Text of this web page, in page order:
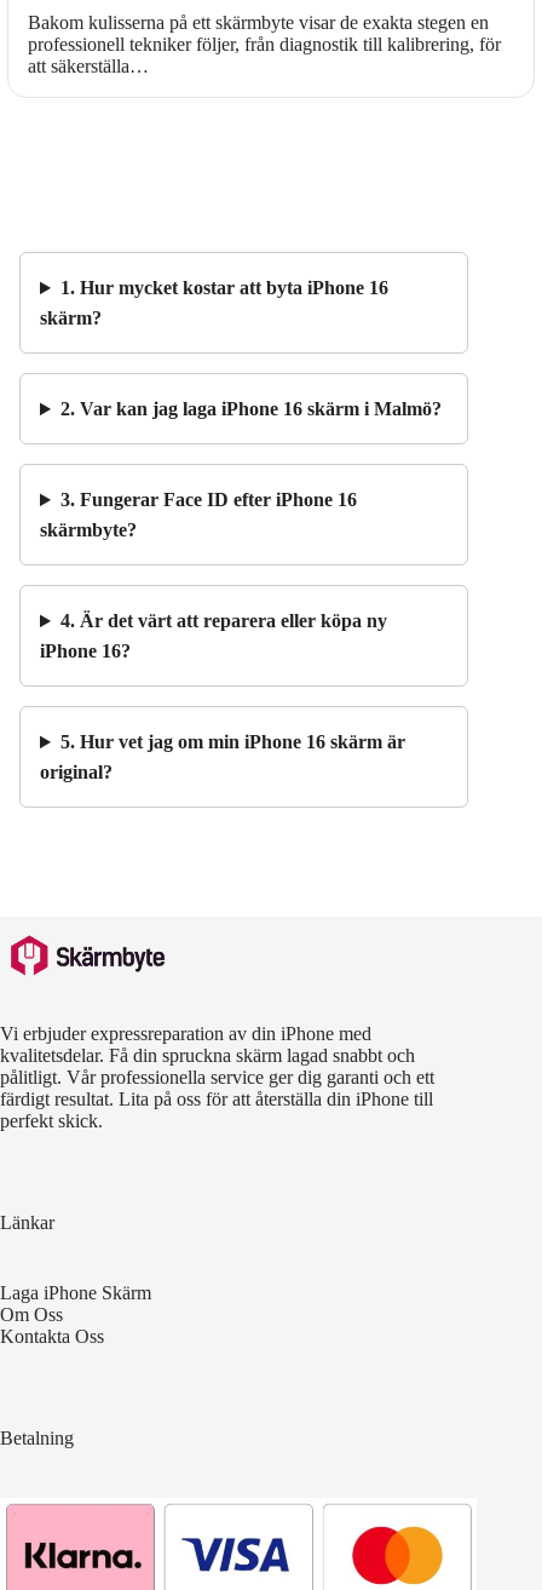
Bakom kulisserna på ett skärmbyte visar de exakta stegen en
professionell tekniker följer, från diagnostik till kalibrering, för
att säkerställa…
1. Hur mycket kostar att byta iPhone 16
skärm?
2. Var kan jag laga iPhone 16 skärm i Malmö?
3. Fungerar Face ID efter iPhone 16
skärmbyte?
4. Är det värt att reparera eller köpa ny
iPhone 16?
5. Hur vet jag om min iPhone 16 skärm är
original?
Vi erbjuder expressreparation av din iPhone med
kvalitetsdelar. Få din spruckna skärm lagad snabbt och
pålitligt. Vår professionella service ger dig garanti och ett
färdigt resultat. Lita på oss för att återställa din iPhone till
perfekt skick.
Länkar
Laga iPhone Skärm
Om Oss
Kontakta Oss
Betalning